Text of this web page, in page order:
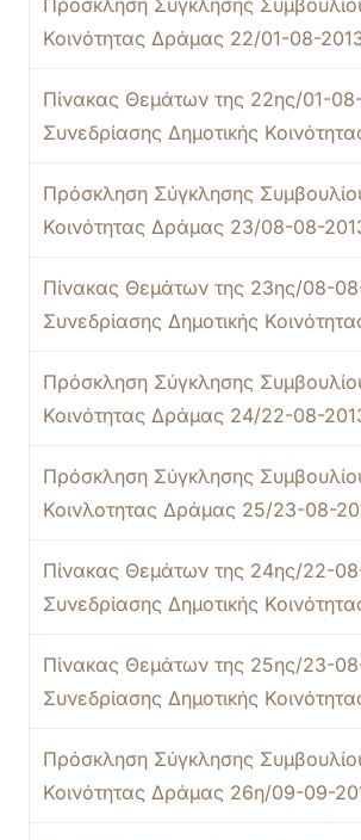
Πρόσκληση Σύγκλησης
Κοινότητας Δράμας 22/01-08-
Πίνακας Θεμάτων της 22ης/01-
Συνεδρίασης Δημοτικής
Πρόσκληση Σύγκλησης
Κοινότητας Δράμας 23/08-08-
Πίνακας Θεμάτων της 23ης/08-
Συνεδρίασης Δημοτικής
Πρόσκληση Σύγκλησης
Κοινότητας Δράμας 24/22-08-
Πρόσκληση Σύγκλησης
Κοινλοτητας Δράμας 25/23-08-
Πίνακας Θεμάτων της 24ης/22-
Συνεδρίασης Δημοτικής
Πίνακας Θεμάτων της 25ης/23-
Συνεδρίασης Δημοτικής
Πρόσκληση Σύγκλησης
Κοινότητας Δράμας 26η/09-09-